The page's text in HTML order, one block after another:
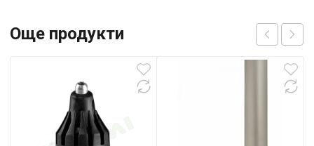
Още продукти